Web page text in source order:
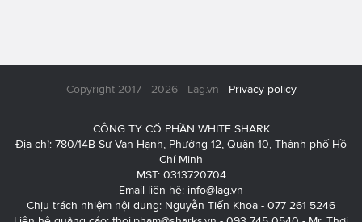
Copyright 2017 - 2026 - Lag.vn - Privacy policy
CÔNG TY CỔ PHẦN WHITE SHARK
Địa chỉ: 780/14B Sư Vạn Hạnh, Phường 12, Quận 10, Thành phố Hồ
Chí Minh
MST: 0313720704
Email liên hệ: info@lag.vn
Chịu trách nhiệm nội dung: Nguyễn Tiến Khoa - 077 261 5246